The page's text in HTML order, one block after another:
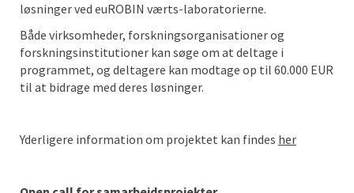
løsninger ved euROBIN værts-laboratorierne.
Både virksomheder, forskningsorganisationer og
forskningsinstitutioner kan søge om at deltage i
programmet, og deltagere kan modtage op til 60.000 EUR
til at bidrage med deres løsninger.
Yderligere information om projektet kan findes her